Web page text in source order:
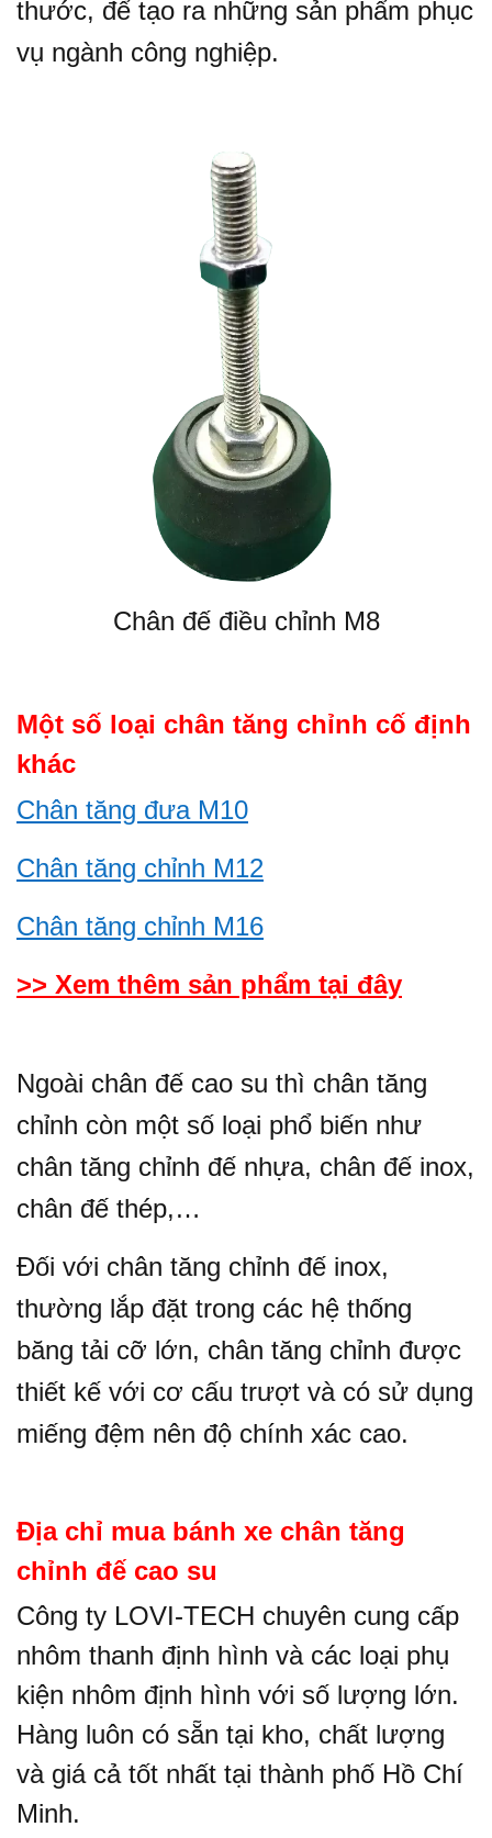
thước, để tạo ra những sản phẩm phục
vụ ngành công nghiệp.
Chân đế điều chỉnh M8
Một số loại chân tăng chỉnh cố định
khác
Chân tăng đưa M10
Chân tăng chỉnh M12
Chân tăng chỉnh M16
>> Xem thêm sản phẩm tại đây
Ngoài chân đế cao su thì chân tăng
chỉnh còn một số loại phổ biến như
chân tăng chỉnh đế nhựa, chân đế inox,
chân đế thép,…
Đối với chân tăng chỉnh đế inox,
thường lắp đặt trong các hệ thống
băng tải cỡ lớn, chân tăng chỉnh được
thiết kế với cơ cấu trượt và có sử dụng
miếng đệm nên độ chính xác cao.
Địa chỉ mua bánh xe chân tăng
chỉnh đế cao su
Công ty LOVI-TECH chuyên cung cấp
nhôm thanh định hình và các loại phụ
kiện nhôm định hình với số lượng lớn.
Hàng luôn có sẵn tại kho, chất lượng
và giá cả tốt nhất tại thành phố Hồ Chí
Minh.